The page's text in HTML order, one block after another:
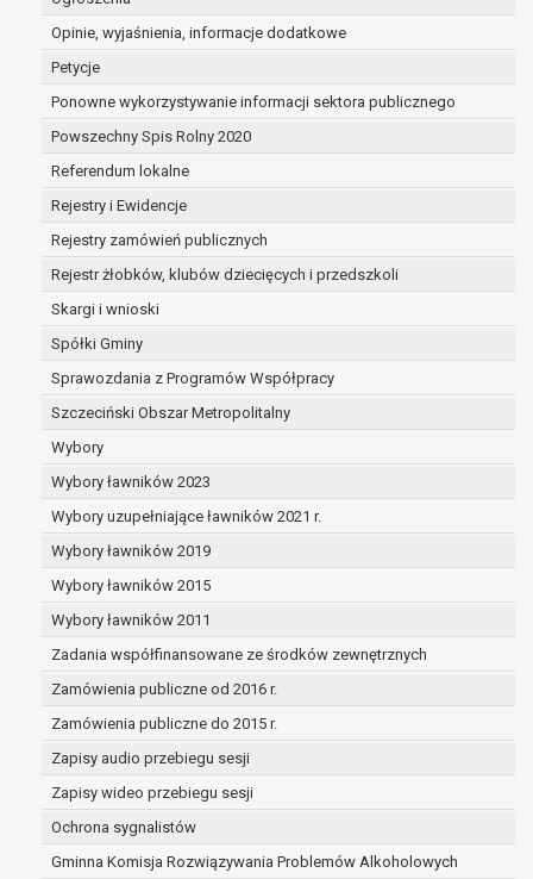
Opinie, wyjaśnienia, informacje dodatkowe
Petycje
Ponowne wykorzystywanie informacji sektora publicznego
Powszechny Spis Rolny 2020
Referendum lokalne
Rejestry i Ewidencje
Rejestry zamówień publicznych
Rejestr żłobków, klubów dziecięcych i przedszkoli
Skargi i wnioski
Spółki Gminy
Sprawozdania z Programów Współpracy
Szczeciński Obszar Metropolitalny
Wybory
Wybory ławników 2023
Wybory uzupełniające ławników 2021 r.
Wybory ławników 2019
Wybory ławników 2015
Wybory ławników 2011
Zadania współfinansowane ze środków zewnętrznych
Zamówienia publiczne od 2016 r.
Zamówienia publiczne do 2015 r.
Zapisy audio przebiegu sesji
Zapisy wideo przebiegu sesji
Ochrona sygnalistów
Gminna Komisja Rozwiązywania Problemów Alkoholowych
dane są nieprawidłowe lub
niekompletne;
osobowych (tzw. prawo do bycia
zapomnianym) na podstawie art. 17 RODO,
w przypadku gdy:
dane nie są już niezbędne do celów,
sposób przetwarzane,
osoba, której dane dotyczą, wniosła
sprzeciw wobec przetwarzania
osoba, której dane dotyczą wycofała
osobowych, która jest podstawą
przetwarzania danych i nie ma innej
podstawy prawnej przetwarzania
dane osobowe przetwarzane są
niezgodnie z prawem,
dane osobowe muszą być usunięte w
celu wywiązania się z obowiązku
wynikającego z przepisów prawa;
prawo do żądania ograniczenia
przetwarzania danych osobowych na
podstawie art. 18 RODO, w przypadku gdy:
osoba, której dane dotyczą
kwestionuje prawidłowość danych
osobowych – na okres pozwalający
administratorowi sprawdzić
prawidłowość tych danych,
przetwarzanie danych jest niezgodne
z prawem, a osoba, której dane